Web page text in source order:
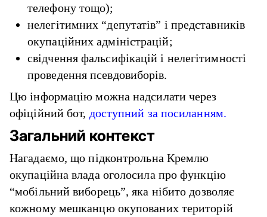
телефону тощо);
нелегітимних “депутатів” і представників
окупаційних адміністрацій;
свідчення фальсифікацій і нелегітимності
проведення псевдовиборів.
Цю інформацію можна надсилати через
офіційний бот, доступний за посиланням.
Загальний контекст
Нагадаємо, що підконтрольна Кремлю
окупаційна влада оголосила про функцію
“мобільний виборець”, яка нібито дозволяє
кожному мешканцю окупованих територій